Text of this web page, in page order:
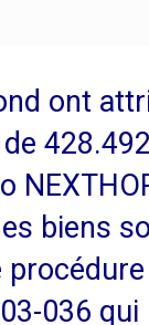
ont
biens
036